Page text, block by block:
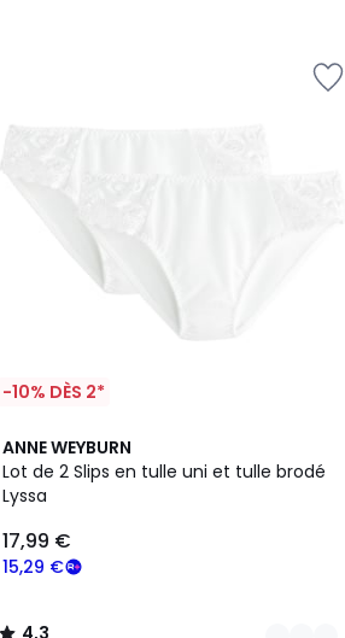
-10% DÈS 2*
ANNE WEYBURN
Lot de 2 Slips en tulle uni et tulle brodé
Lyssa
15,29 €
17,99 €
4,3
/ 5
5
Couleurs
4,3